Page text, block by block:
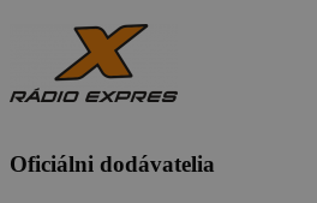
Oficiálni dodávatelia